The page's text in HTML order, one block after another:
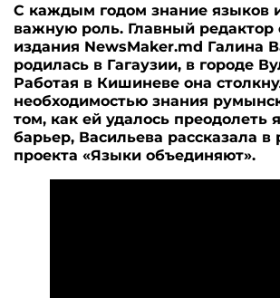
С каждым годом знание языков
важную роль. Главный редактор
издания NewsMaker.md Галина
родилась в Гагаузии, в городе
Работая в Кишиневе она
необходимостью знания
том, как ей удалось преодолеть
барьер, Васильева рассказала в
проекта «Языки объединяют».